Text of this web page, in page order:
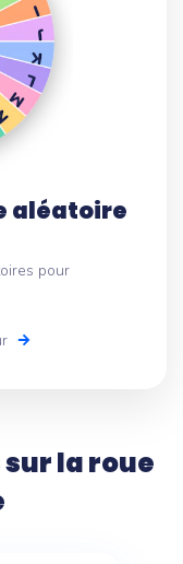
aléatoire
pour
la roue